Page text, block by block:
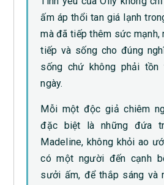
ấm áp thổi tan giá lạnh
mà đã tiếp thêm sức mạnh,
tiếp và sống cho đúng
sống chứ không phải
ngày.
Mỗi một độc giả chiêm
đặc biệt là những đứa
Madeline, không khỏi ao
có một người đến cạnh
sưởi ấm, để thắp sáng và